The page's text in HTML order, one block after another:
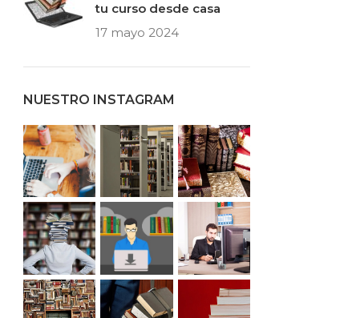
tu curso desde casa
17 mayo 2024
NUESTRO INSTAGRAM